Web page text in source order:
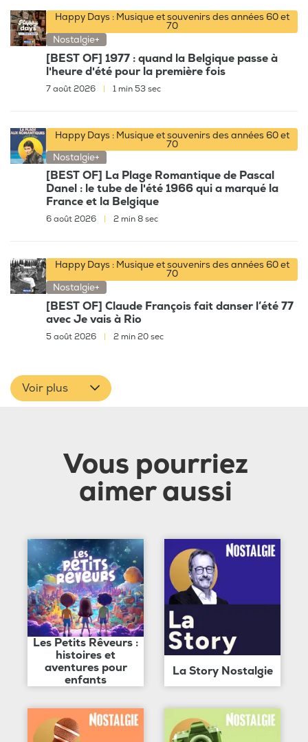
Happy Days : Musique et souvenirs des années 60 et
70
Nostalgie+
[BEST OF] 1977 : quand la Belgique passe à
l'heure d'été pour la première fois
7 août 2026 1 min 53 sec
Happy Days : Musique et souvenirs des années 60 et
70
Nostalgie+
[BEST OF] La Plage Romantique de Pascal
Danel : le tube de l'été 1966 qui a marqué la
France et la Belgique
6 août 2026 2 min 8 sec
Happy Days : Musique et souvenirs des années 60 et
70
Nostalgie+
[BEST OF] Claude François fait danser l’été 77
avec Je vais à Rio
5 août 2026 2 min 20 sec
Voir plus
Vous pourriez
aimer aussi
Les Petits Rêveurs :
histoires et
aventures pour
enfants
La Story Nostalgie